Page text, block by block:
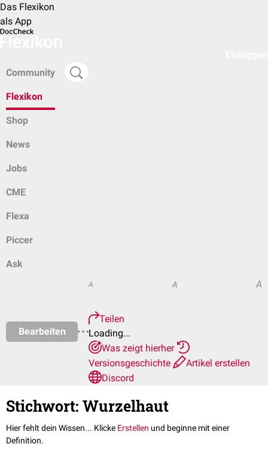
Das Flexikon
als App
Community
Flexikon
Shop
News
Jobs
CME
Flexa
Piccer
Ask
Bearbeiten
A A A
Teilen
Loading...
Was zeigt hierher
Versionsgeschichte
Artikel erstellen
Discord
Stichwort: Wurzelhaut
Hier fehlt dein Wissen... Klicke Erstellen und beginne mit einer
Definition.